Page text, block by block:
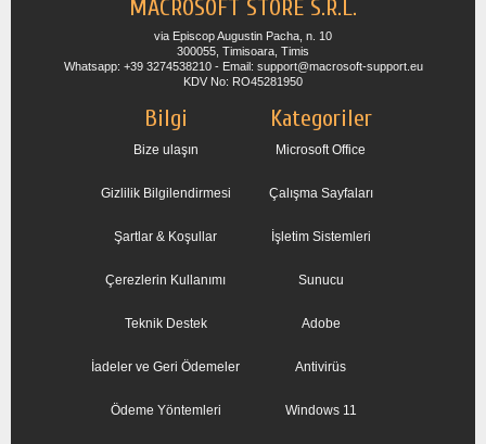
MACROSOFT STORE S.R.L.
via Episcop Augustin Pacha, n. 10
300055, Timisoara, Timis
Whatsapp: +39 3274538210 - Email: support@macrosoft-support.eu
KDV No: RO45281950
Bilgi
Bize ulaşın
Gizlilik Bilgilendirmesi
Şartlar & Koşullar
Çerezlerin Kullanımı
Teknik Destek
İadeler ve Geri Ödemeler
Ödeme Yöntemleri
Kategoriler
Microsoft Office
Çalışma Sayfaları
İşletim Sistemleri
Sunucu
Adobe
Antivirüs
Windows 11